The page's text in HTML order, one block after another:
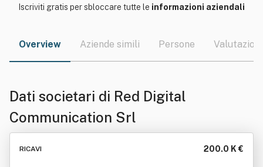
Iscriviti gratis per sbloccare tutte le informazioni aziendali
Overview Aziende simili Persone Valutazioni
Dati societari di Red Digital
Communication Srl
RICAVI 200.0 K €